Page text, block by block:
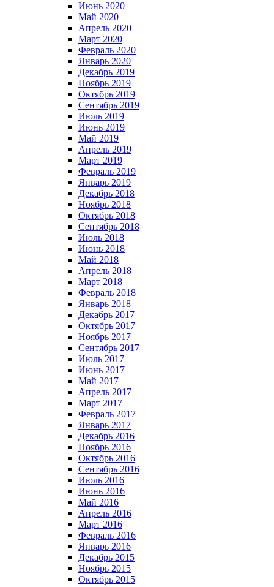
Июнь 2020
Май 2020
Апрель 2020
Март 2020
Февраль 2020
Январь 2020
Декабрь 2019
Ноябрь 2019
Октябрь 2019
Сентябрь 2019
Июль 2019
Июнь 2019
Май 2019
Апрель 2019
Март 2019
Февраль 2019
Январь 2019
Декабрь 2018
Ноябрь 2018
Октябрь 2018
Сентябрь 2018
Июль 2018
Июнь 2018
Май 2018
Апрель 2018
Март 2018
Февраль 2018
Январь 2018
Декабрь 2017
Октябрь 2017
Ноябрь 2017
Сентябрь 2017
Июль 2017
Июнь 2017
Май 2017
Апрель 2017
Март 2017
Февраль 2017
Январь 2017
Декабрь 2016
Ноябрь 2016
Октябрь 2016
Сентябрь 2016
Июль 2016
Июнь 2016
Май 2016
Апрель 2016
Март 2016
Февраль 2016
Январь 2016
Декабрь 2015
Ноябрь 2015
Октябрь 2015